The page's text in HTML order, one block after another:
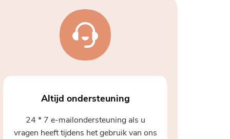
Altijd ondersteuning
24 * 7 e-mailondersteuning als u
vragen heeft tijdens het gebruik van ons